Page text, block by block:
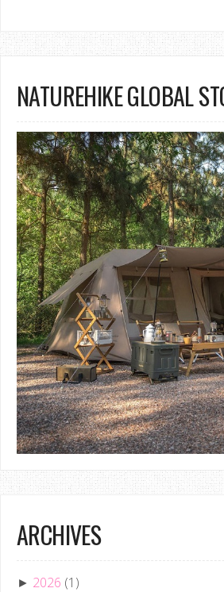
NATUREHIKE GLOBAL
ARCHIVES
► 2026 (1)